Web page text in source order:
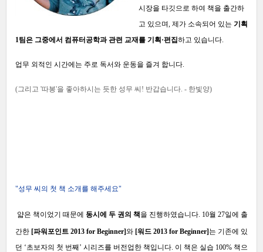
시장을 타깃으로 하여 책을 출간하
고 있으며, 제가 소속되어 있는 기획
1팀은 그중에서 컴퓨터공학과 관련 교재를 기획·편집하고 있습니다.
업무 외적인 시간에는 주로 독서와 운동을 즐겨 합니다.
(그리고 '따봉'을 좋아하시는 듯한 성무 씨 ! 반갑습니다. - 한빛양)
"성무 씨의 첫 책 소개를 해주세요"
얇은 책이었기 때문에 동시에 두 권의 책 을 진행하였습니다. 10월 27일에 출
간한 [파워포인트 2013 for Beginner]와 [워드 2013 for Beginner] 는 기존에 있
던 ‘초보자의 첫 번째’ 시리즈를 버전업한 책입니다. 이 책은 실습 100% 책으